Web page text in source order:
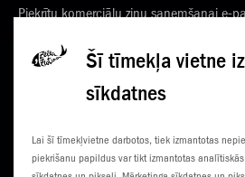
Šī tīmekļa vietne
sīkdatnes
Lai šī tīmekļvietne darbotos, tiek izmantotas
piekrišanu papildus var tikt izmantotas
Piekrītu komerciālu ziņu saņemšanai e-
KLIENTU CENTRI